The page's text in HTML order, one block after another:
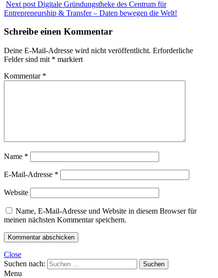
Next post Digitale Gründungstheke des Centrum für
Entrepreneurship & Transfer – Daten bewegen die Welt!
Schreibe einen Kommentar
Deine E-Mail-Adresse wird nicht veröffentlicht. Erforderliche
Felder sind mit * markiert
Kommentar *
Name *
E-Mail-Adresse *
Website
Name, E-Mail-Adresse und Website in diesem Browser für
meinen nächsten Kommentar speichern.
Close
Suchen nach:
Menu